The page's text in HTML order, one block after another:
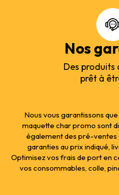
Nos
Des produits
prêt à
Nous vous garantissons
maquette char promo sont
également des pré-
garanties au prix indiqué,
Optimisez vos frais de port en
vos consommables, colle,